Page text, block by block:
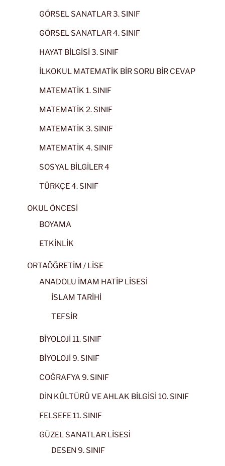
GÖRSEL SANATLAR 3. SINIF
GÖRSEL SANATLAR 4. SINIF
HAYAT BİLGİSİ 3. SINIF
İLKOKUL MATEMATİK BİR SORU BİR CEVAP
MATEMATİK 1. SINIF
MATEMATİK 2. SINIF
MATEMATİK 3. SINIF
MATEMATİK 4. SINIF
SOSYAL BİLGİLER 4
TÜRKÇE 4. SINIF
OKUL ÖNCESİ
BOYAMA
ETKİNLİK
ORTAÖĞRETİM / LİSE
ANADOLU İMAM HATİP LİSESİ
İSLAM TARİHİ
TEFSİR
BİYOLOJİ 11. SINIF
BİYOLOJİ 9. SINIF
COĞRAFYA 9. SINIF
DİN KÜLTÜRÜ VE AHLAK BİLGİSİ 10. SINIF
FELSEFE 11. SINIF
GÜZEL SANATLAR LİSESİ
DESEN 9. SINIF